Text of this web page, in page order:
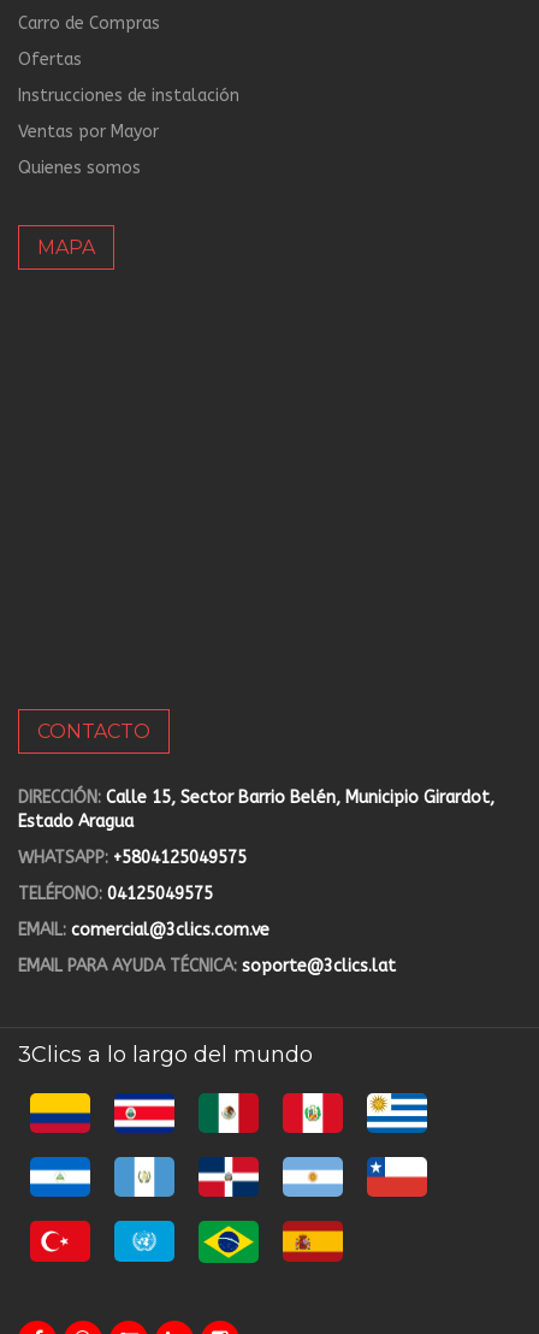
Carro de Compras
Ofertas
Instrucciones de instalación
Ventas por Mayor
Quienes somos
MAPA
CONTACTO
DIRECCIÓN: Calle 15, Sector Barrio Belén, Municipio Girardot,
Estado Aragua
WHATSAPP: +5804125049575
TELÉFONO: 04125049575
EMAIL: comercial@3clics.com.ve
EMAIL PARA AYUDA TÉCNICA: soporte@3clics.lat
3Clics a lo largo del mundo